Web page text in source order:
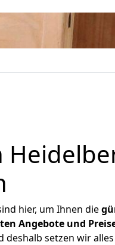
hier, um Ihnen die
Angebote und
setzen wir